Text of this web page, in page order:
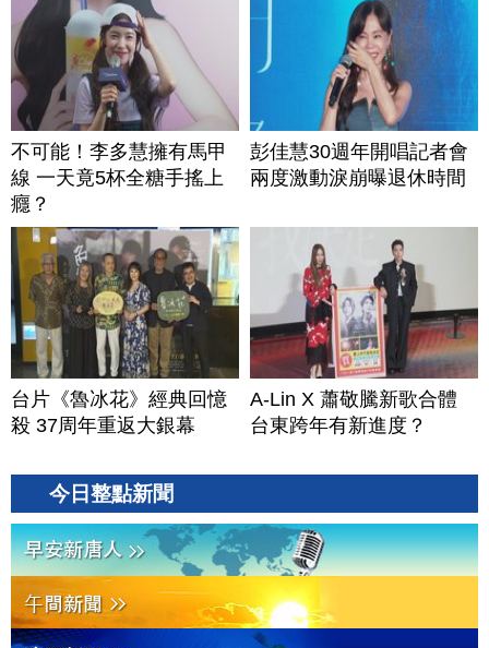
不可能！李多慧擁有馬甲
線 一天竟5杯全糖手搖上
癮？
彭佳慧30週年開唱記者會
兩度激動淚崩曝退休時間
台片《魯冰花》經典回憶
殺 37周年重返大銀幕
A-Lin X 蕭敬騰新歌合體
台東跨年有新進度？
今日整點新聞